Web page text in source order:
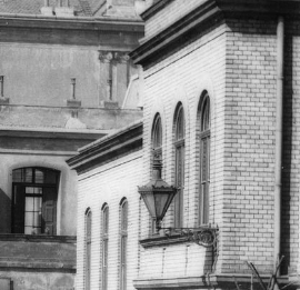
1900
A felvétel 1900 előtt készült.